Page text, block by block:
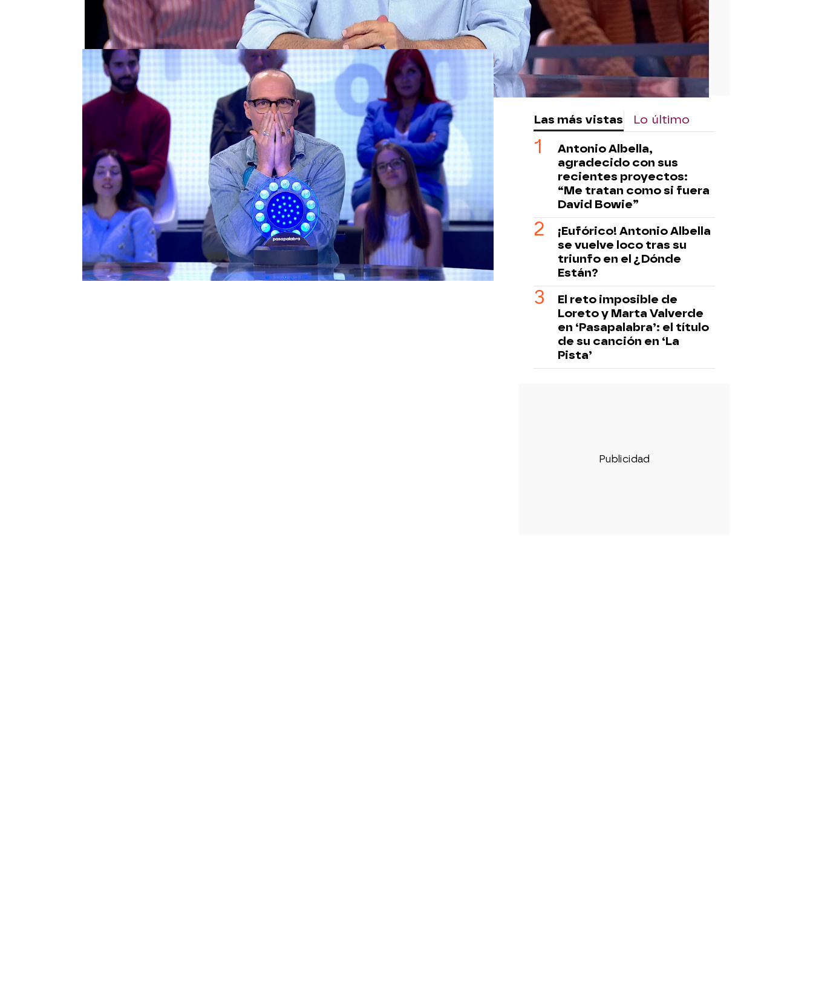
su pillería en
La Pista, robándole la victoria a María Zuritatras
su pequeño desliz.
Su compañero Pepón Nieto
no ha tenido la misma suerte que
él. En su caso, apenas ha podido jugar a las Palabras Cruzadas
porque
Vicky y María Zuritase han hecho un panel
prácticamente solas.
“Me he dejado el pellejo”, ha asegurado Pepón, entre risas.
Roberto Leal no ha podido evitar hacer un divertido
comentario sobre su ‘hazaña’: “Te podrías haber cogido el día
de asuntos propios”. ¡Dale al play para ver el momentazo en el
video!
La Pista
Las más vistas Lo último
Antonio Albella,
agradecido con sus
recientes proyectos:
“Me tratan como si fuera
David Bowie”
¡Eufórico! Antonio Albella
se vuelve loco tras su
triunfo en el ¿Dónde
Están?
El reto imposible de
Loreto y Marta Valverde
en ‘Pasapalabra’: el título
de su canción en ‘La
Pista’